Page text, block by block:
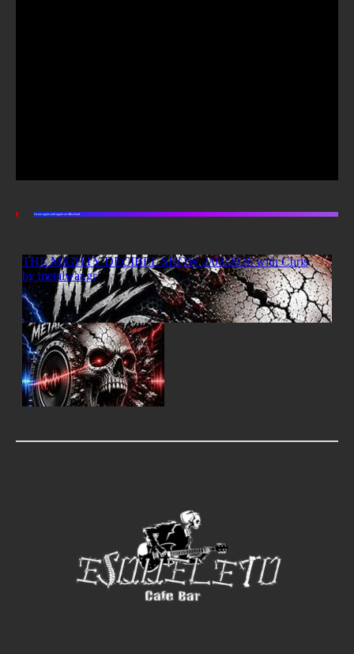
Listen again and again on Mixcloud